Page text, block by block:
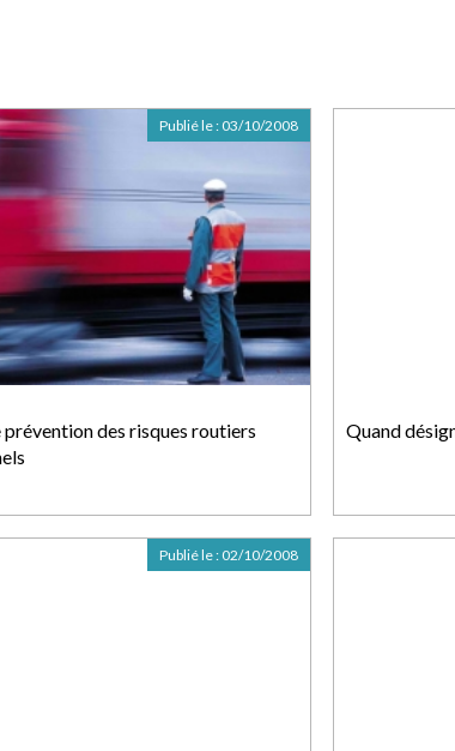
prévention des risques routiers
Publié le : 03/10/2008
Quand
Publié le : 02/10/2008